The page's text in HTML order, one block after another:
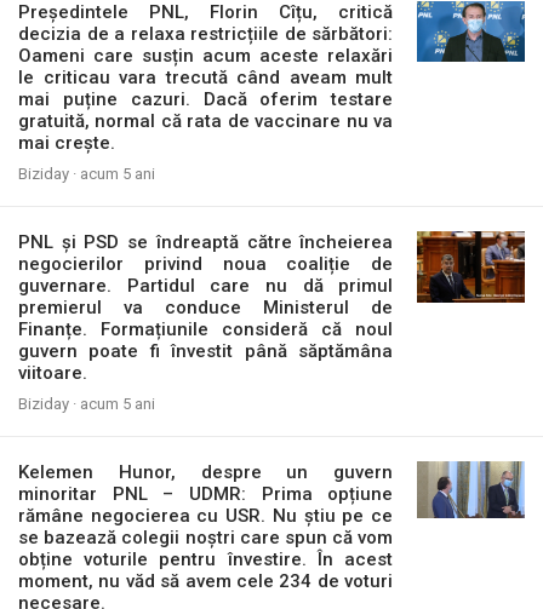
Președintele PNL, Florin Cîțu, critică
decizia de a relaxa restricțiile de sărbători:
Oameni care susțin acum aceste relaxări
le criticau vara trecută când aveam mult
mai puține cazuri. Dacă oferim testare
gratuită, normal că rata de vaccinare nu va
mai crește.
Biziday · acum 5 ani
PNL și PSD se îndreaptă către încheierea
negocierilor privind noua coaliție de
guvernare. Partidul care nu dă primul
premierul va conduce Ministerul de
Finanțe. Formațiunile consideră că noul
guvern poate fi învestit până săptămâna
viitoare.
Biziday · acum 5 ani
Kelemen Hunor, despre un guvern
minoritar PNL – UDMR: Prima opțiune
rămâne negocierea cu USR. Nu știu pe ce
se bazează colegii noștri care spun că vom
obține voturile pentru învestire. În acest
moment, nu văd să avem cele 234 de voturi
necesare.